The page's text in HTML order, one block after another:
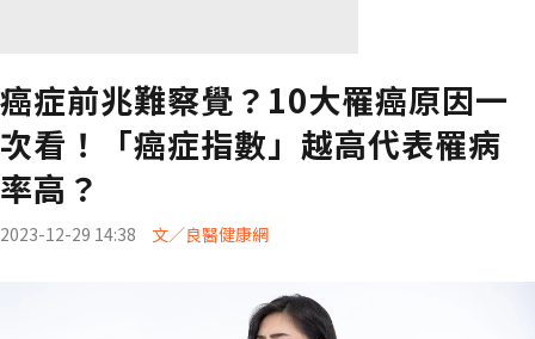
癌症前兆難察覺？10大罹癌原因一
次看！「癌症指數」越高代表罹病
率高？
2023-12-29 14:38 文／良醫健康網